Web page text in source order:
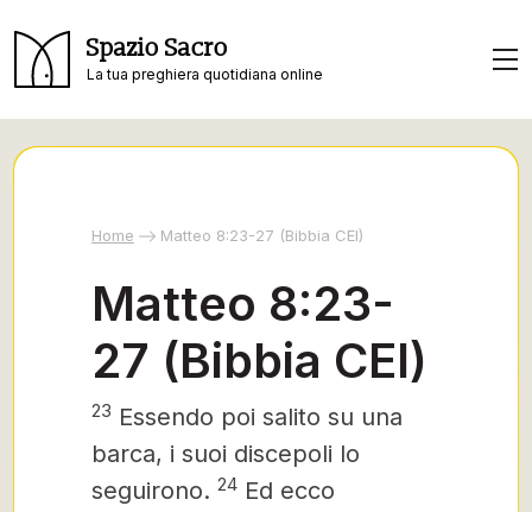
Spazio Sacro
La tua preghiera quotidiana online
Home Matteo 8:23-27 (Bibbia CEI)
Matteo 8:23-
27 (Bibbia CEI)
23 Essendo poi salito su una
barca, i suoi discepoli lo
seguirono. 24 Ed ecco